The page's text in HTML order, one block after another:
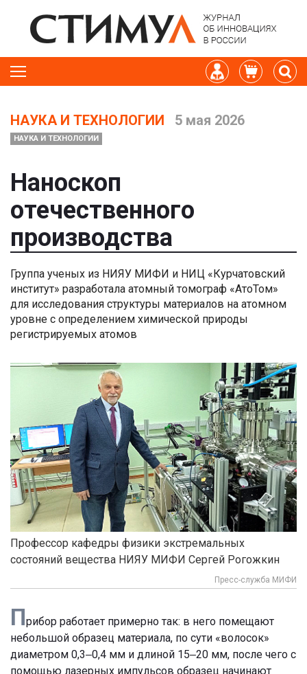
НАУКА И ТЕХНОЛОГИИ 5 мая 2026
НАУКА И ТЕХНОЛОГИИ
Наноскоп
отечественного
производства
Группа ученых из НИЯУ МИФИ и НИЦ «Курчатовский
институт» разработала атомный томограф «АтоТом»
для исследования структуры материалов на атомном
уровне с определением химической природы
регистрируемых атомов
Профессор кафедры физики экстремальных
состояний вещества НИЯУ МИФИ Сергей Рогожкин
Пресс-служба МИФИ
Прибор работает примерно так: в него помещают
небольшой образец материала, по сути «волосок»
диаметром 0,3‒0,4 мм и длиной 15‒20 мм, после чего с
помощью лазерных импульсов образец начинают